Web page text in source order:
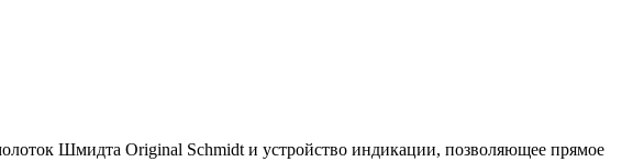
Шмидта Original Schmidt и устройство индикации, позволяющее прямое